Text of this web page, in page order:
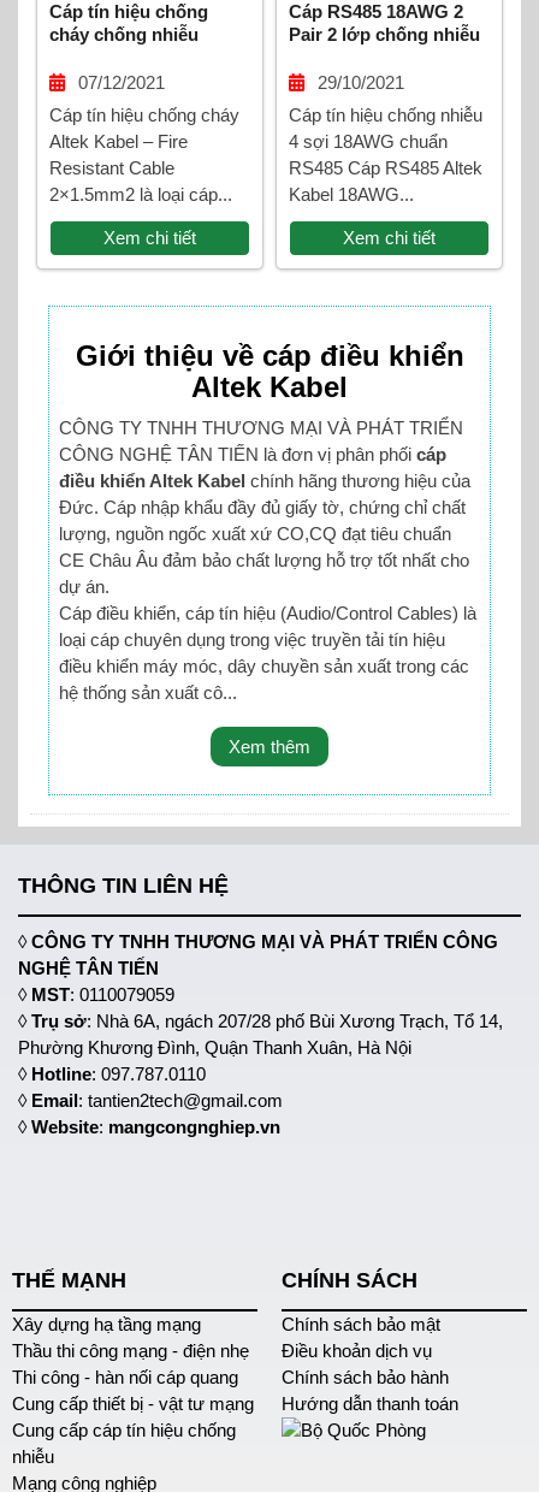
Cáp tín hiệu chống
cháy chống nhiễu
07/12/2021
Cáp tín hiệu chống cháy
Altek Kabel – Fire
Resistant Cable
2×1.5mm2 là loại cáp...
Xem chi tiết
Cáp RS485 18AWG 2
Pair 2 lớp chống nhiễu
29/10/2021
Cáp tín hiệu chống nhiễu
4 sợi 18AWG chuẩn
RS485 Cáp RS485 Altek
Kabel 18AWG...
Xem chi tiết
Giới thiệu về cáp điều khiển
Altek Kabel
CÔNG TY TNHH THƯƠNG MẠI VÀ PHÁT TRIỂN
CÔNG NGHỆ TÂN TIẾN là đơn vị phân phối cáp
điều khiển Altek Kabel chính hãng thương hiệu của
Đức. Cáp nhập khẩu đầy đủ giấy tờ, chứng chỉ chất
lượng, nguồn ngốc xuất xứ CO,CQ đạt tiêu chuẩn
CE Châu Âu đảm bảo chất lượng hỗ trợ tốt nhất cho
dự án.
Cáp điều khiển, cáp tín hiệu (Audio/Control Cables) là
loại cáp chuyên dụng trong việc truyền tải tín hiệu
điều khiển máy móc, dây chuyền sản xuất trong các
hệ thống sản xuất cô...
Xem thêm
THÔNG TIN LIÊN HỆ
◊CÔNG TY TNHH THƯƠNG MẠI VÀ PHÁT TRIỂN CÔNG
NGHỆ TÂN TIẾN
◊ MST: 0110079059
◊Trụ sở: Nhà 6A, ngách 207/28 phố Bùi Xương Trạch, Tổ 14,
Phường Khương Đình, Quận Thanh Xuân, Hà Nội
◊ Hotline: 097.787.0110
◊ Email: tantien2tech@gmail.com
◊Website: mangcongnghiep.vn
THẾ MẠNH
Xây dựng hạ tầng mạng
Thầu thi công mạng - điện nhẹ
Thi công - hàn nối cáp quang
Cung cấp thiết bị - vật tư mạng
Cung cấp cáp tín hiệu chống
nhiễu
Mạng công nghiệp
CHÍNH SÁCH
Chính sách bảo mật
Điều khoản dịch vụ
Chính sách bảo hành
Hướng dẫn thanh toán